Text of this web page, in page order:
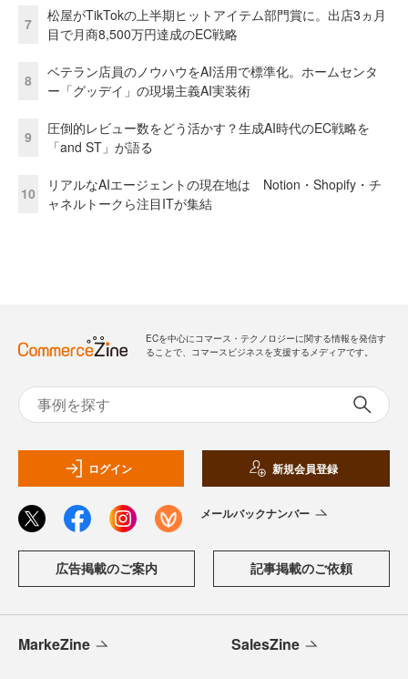
7
松屋がTikTokの上半期ヒットアイテム部門賞に。出店3ヵ月
目で月商8,500万円達成のEC戦略
8
ベテラン店員のノウハウをAI活用で標準化。ホームセンタ
ー「グッデイ」の現場主義AI実装術
9
圧倒的レビュー数をどう活かす？生成AI時代のEC戦略を
「and ST」が語る
10
リアルなAIエージェントの現在地は Notion・Shopify・チ
ャネルトークら注目ITが集結
ECを中心にコマース・テクノロジーに関する情報を発信す
ることで、コマースビジネスを支援するメディアです。
ログイン 新規会員登録
メールバックナンバー
広告掲載のご案内 記事掲載のご依頼
MarkeZine SalesZine